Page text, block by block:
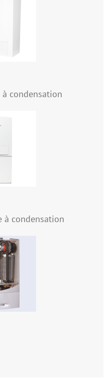
condensation
à condensation